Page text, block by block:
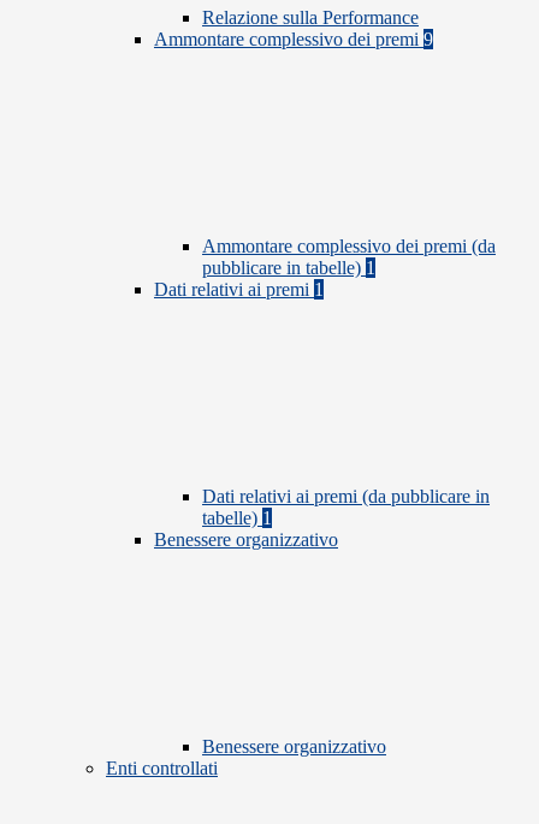
Relazione sulla Performance
Ammontare complessivo dei premi 9
Ammontare complessivo dei premi (da
pubblicare in tabelle) 1
Dati relativi ai premi 1
Dati relativi ai premi (da pubblicare in
tabelle) 1
Benessere organizzativo
Benessere organizzativo
Enti controllati